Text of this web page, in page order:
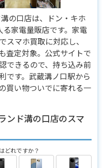
の口店は、ドン・キホ
家電量販店です。家電
スマホ買取に対応し、
査定対象。公式サイトで
できるので、持ち込み前
です。武蔵溝ノ口駅から
買い物ついでに寄れる一
ンド溝の口店のスマ
どれですか？